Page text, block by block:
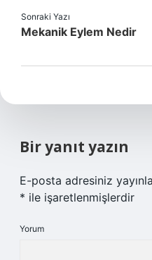
Sonraki Yazı
Mekanik Eylem Nedir
Bir yanıt yazın
E-posta adresiniz
* ile işaretlenmişlerdir
Yorum